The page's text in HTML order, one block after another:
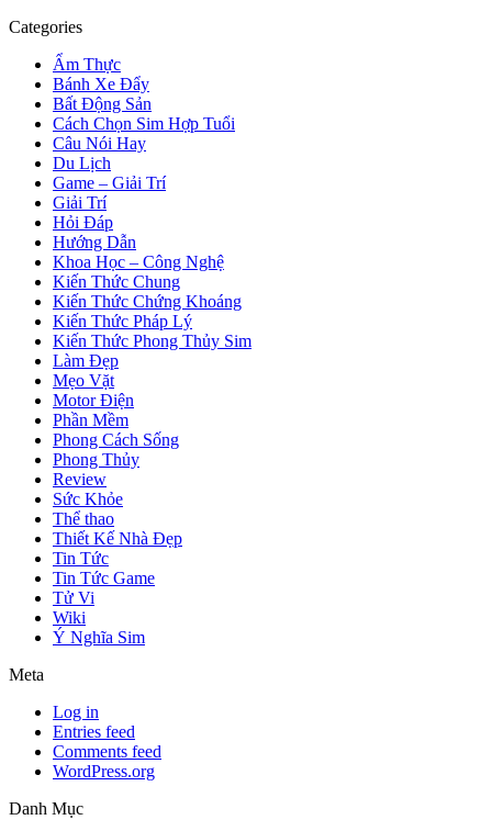
Categories
Ẩm Thực
Bánh Xe Đẩy
Bất Động Sản
Cách Chọn Sim Hợp Tuổi
Câu Nói Hay
Du Lịch
Game – Giải Trí
Giải Trí
Hỏi Đáp
Hướng Dẫn
Khoa Học – Công Nghệ
Kiến Thức Chung
Kiến Thức Chứng Khoáng
Kiến Thức Pháp Lý
Kiến Thức Phong Thủy Sim
Làm Đẹp
Mẹo Vặt
Motor Điện
Phần Mềm
Phong Cách Sống
Phong Thủy
Review
Sức Khỏe
Thể thao
Thiết Kế Nhà Đẹp
Tin Tức
Tin Tức Game
Tử Vi
Wiki
Ý Nghĩa Sim
Meta
Log in
Entries feed
Comments feed
WordPress.org
Danh Mục